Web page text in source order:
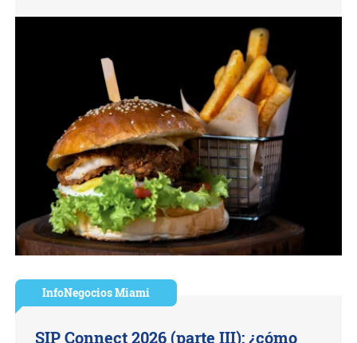
InfoNegocios Miami
SIP Connect 2026 (parte III): ¿cómo